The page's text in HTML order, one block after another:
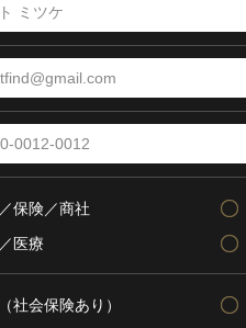
保険／商社
医療
社会保険あり）